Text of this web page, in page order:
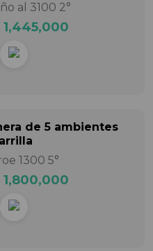
al 3100 2°
1,445,000
de 5 ambientes
1300 5°
1,800,000